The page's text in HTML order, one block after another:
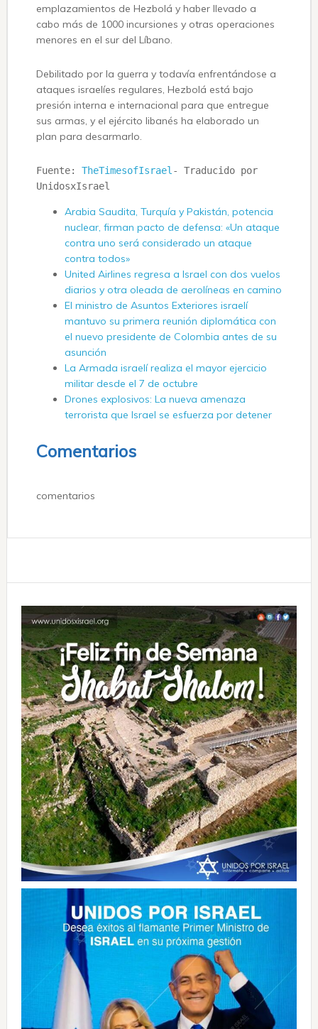
emplazamientos de Hezbolá y haber llevado a
cabo más de 1000 incursiones y otras operaciones
menores en el sur del Líbano.
Debilitado por la guerra y todavía enfrentándose a
ataques israelíes regulares, Hezbolá está bajo
presión interna e internacional para que entregue
sus armas, y el ejército libanés ha elaborado un
plan para desarmarlo.
Fuente: TheTimesofIsrael - Traducido por
UnidosxIsrael
Arabia Saudita, Turquía y Pakistán, potencia
nuclear, firman pacto de defensa: «Un ataque
contra uno será considerado un ataque
contra todos»
United Airlines regresa a Israel con dos vuelos
diarios y otra oleada de aerolíneas en camino
El ministro de Asuntos Exteriores israelí
mantuvo su primera reunión diplomática con
el nuevo presidente de Colombia antes de su
asunción
La Armada israelí realiza el mayor ejercicio
militar desde el 7 de octubre
Drones explosivos: La nueva amenaza
terrorista que Israel se esfuerza por detener
Comentarios
comentarios